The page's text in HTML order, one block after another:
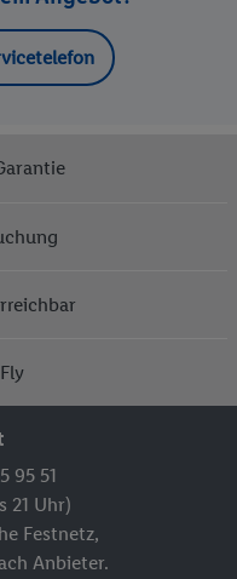
95 51
21 Uhr)
Festnetz,
Anbieter.